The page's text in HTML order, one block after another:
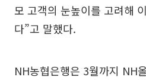
모 고객의 눈높이를 고려해
다”고 말했다.
NH농협은행은 3월까지 NH